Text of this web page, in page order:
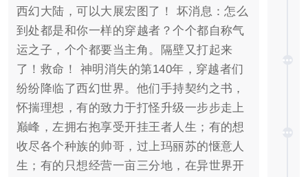
西幻大陆，可以大展宏图了！ 坏消息：怎么
到处都是和你一样的穿越者？个个都自称气
运之子，个个都要当主角。隔壁又打起来
了！救命！ 神明消失的第140年，穿越者们
纷纷降临了西幻世界。他们手持契约之书，
怀揣理想，有的致力于打怪升级一步步走上
巅峰，左拥右抱享受开挂王者人生；有的想
收尽各个种族的帅哥，过上玛丽苏的惬意人
生；有的只想经营一亩三分地，在异世界开